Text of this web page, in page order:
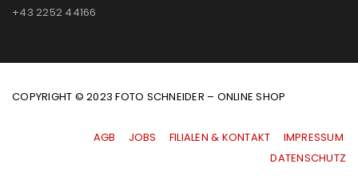
+43 2252 44166
COPYRIGHT © 2023 FOTO SCHNEIDER – ONLINE SHOP
AGB JOBS FILIALEN & KONTAKT
IMPRESSUM
|DATENSCHUTZ